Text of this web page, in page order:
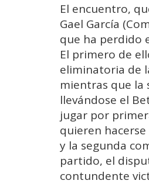
El encuentro,
Gael García
que ha perdido
El primero de
eliminatoria de
mientras que la
llevándose el
jugar por
quieren
y la segunda
partido, el
contundente